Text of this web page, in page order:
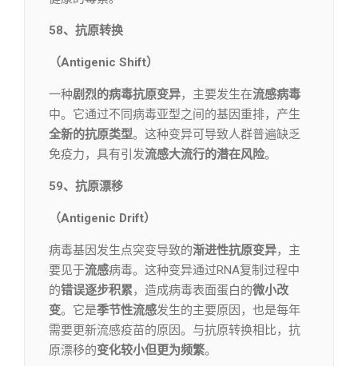
58、抗原转换
（Antigenic Shift）
一种剧烈的病毒抗原变异，主要发生在流感病毒
中。它通过不同病毒亚型之间的基因重排，产生
全新的抗原类型。这种变异可导致人群普遍缺乏
免疫力，具有引发流感大流行的潜在风险。
59、抗原漂移
（Antigenic Drift）
病毒基因发生点突变导致的渐进性抗原变异，主
要见于流感病毒。这种变异通过RNA复制过程中
的错误逐步积累，造成病毒表面蛋白的微小改
变。它是季节性流感发生的主要原因，也是每年
需要更新流感疫苗的原因。与抗原转换相比，抗
原漂移的变化较小但更为频繁。